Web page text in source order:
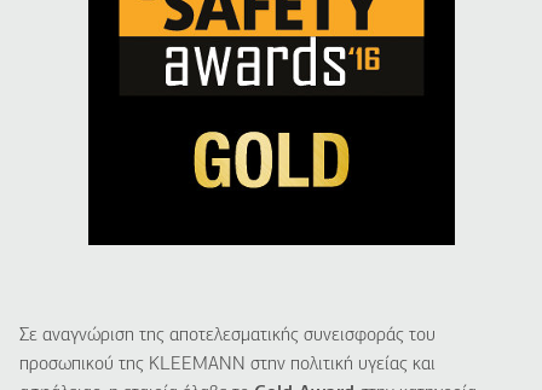
Σε αναγνώριση της αποτελεσματικής συνεισφοράς του
προσωπικού της KLEEMANN στην πολιτική υγείας και